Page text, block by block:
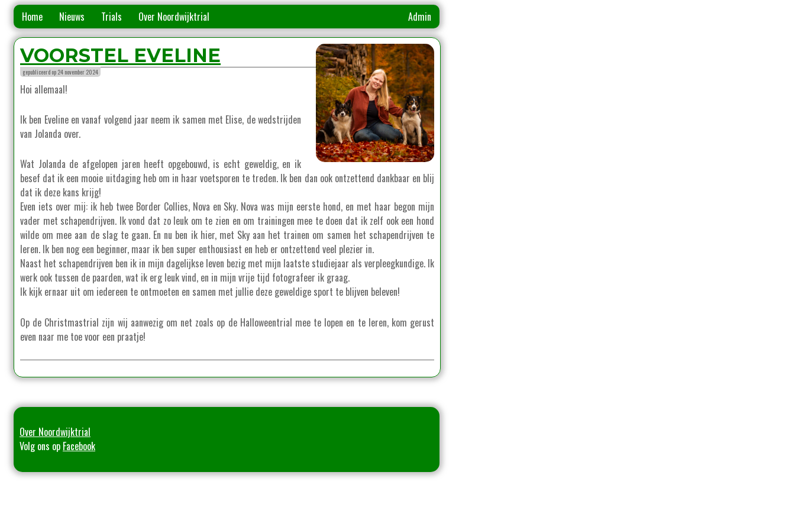
Home Nieuws Trials Admin
Over Noordwijktrial
VOORSTEL EVELINE
gepubliceerd op 24 november 2024
Hoi allemaal!
Ik ben Eveline en vanaf volgend jaar neem ik samen met Elise, de wedstrijden
van Jolanda over.
Wat Jolanda de afgelopen jaren heeft opgebouwd, is echt geweldig, en ik
besef dat ik een mooie uitdaging heb om in haar voetsporen te treden. Ik ben dan ook ontzettend dankbaar en blij
dat ik deze kans krijg!
Even iets over mij: ik heb twee Border Collies, Nova en Sky. Nova was mijn eerste hond, en met haar begon mijn
vader met schapendrijven. Ik vond dat zo leuk om te zien en om trainingen mee te doen dat ik zelf ook een hond
wilde om mee aan de slag te gaan. En nu ben ik hier, met Sky aan het trainen om samen het schapendrijven te
leren. Ik ben nog een beginner, maar ik ben super enthousiast en heb er ontzettend veel plezier in.
Naast het schapendrijven ben ik in mijn dagelijkse leven bezig met mijn laatste studiejaar als verpleegkundige. Ik
werk ook tussen de paarden, wat ik erg leuk vind, en in mijn vrije tijd fotografeer ik graag.
Ik kijk ernaar uit om iedereen te ontmoeten en samen met jullie deze geweldige sport te blijven beleven!
Op de Christmastrial zijn wij aanwezig om net zoals op de Halloweentrial mee te lopen en te leren, kom gerust
even naar me toe voor een praatje!
Over Noordwijktrial
Volg ons op Facebook